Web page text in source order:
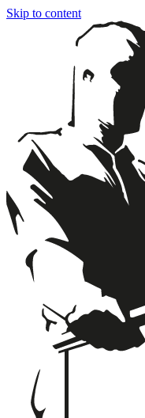
Skip to content